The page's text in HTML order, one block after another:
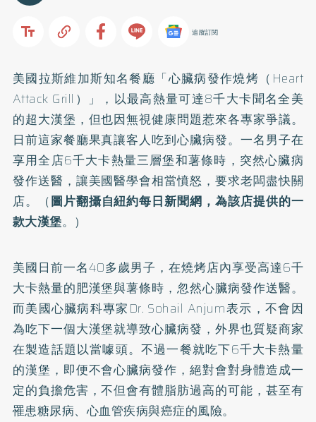
追蹤訂閱
美國拉斯維加斯知名餐廳「心臟病發作燒烤（Heart
Attack Grill）」，以最高熱量可達8千大卡聞名全美
的超大漢堡，但也因無視健康問題惹來各專家爭議。
日前這家餐廳果真讓客人吃到心臟病發。一名男子在
享用全店6千大卡熱量三層堡和薯條時，突然心臟病
發作送醫，讓美國醫學會相當憤怒，要求老闆盡快關
店。（圖片翻攝自紐約每日新聞網，為該店提供的一
款大漢堡。）
美國日前一名40多歲男子，在燒烤店內享受高達6千
大卡熱量的肥漢堡與薯條時，忽然心臟病發作送醫。
而美國心臟病科專家Dr. Sohail Anjum表示，不會因
為吃下一個大漢堡就導致心臟病發，外界也質疑商家
在製造話題以當噱頭。不過一餐就吃下6千大卡熱量
的漢堡，即便不會心臟病發作，絕對會對身體造成一
定的負擔危害，不但會有體脂肪過高的可能，甚至有
罹患糖尿病、心血管疾病與癌症的風險。